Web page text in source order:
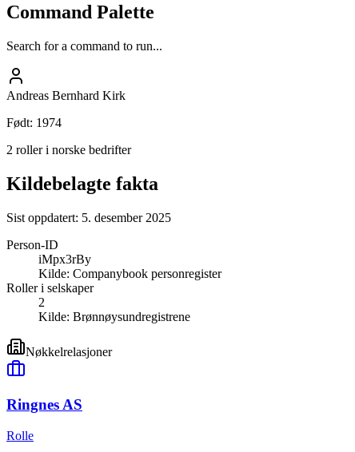
Command Palette
Search for a command to run...
Andreas Bernhard Kirk
Født: 1974
2 roller i norske bedrifter
Kildebelagte fakta
Sist oppdatert: 5. desember 2025
Person-ID
iMpx3rBy
Kilde: Companybook personregister
Roller i selskaper
2
Kilde: Brønnøysundregistrene
Nøkkelrelasjoner
Ringnes AS
Rolle